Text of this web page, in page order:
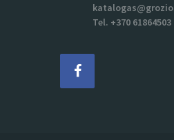
Tel. +370 61864503